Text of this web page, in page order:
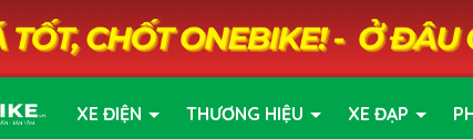
XE ĐIỆN THƯƠNG HIỆU XE ĐẠP